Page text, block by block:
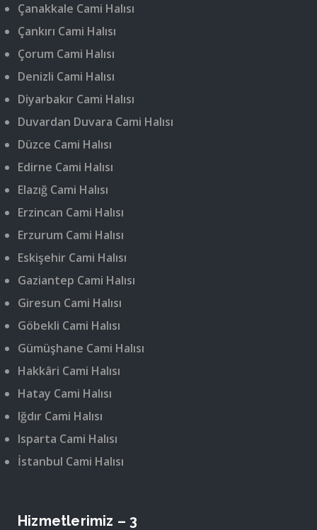
Çanakkale Cami Halısı
Çankırı Cami Halısı
Çorum Cami Halısı
Denizli Cami Halısı
Diyarbakır Cami Halısı
Duvardan Duvara Cami Halısı
Düzce Cami Halısı
Edirne Cami Halısı
Elazığ Cami Halısı
Erzincan Cami Halısı
Erzurum Cami Halısı
Eskişehir Cami Halısı
Gaziantep Cami Halısı
Giresun Cami Halısı
Göbekli Cami Halısı
Gümüşhane Cami Halısı
Hakkâri Cami Halısı
Hatay Cami Halısı
Iğdır Cami Halısı
Isparta Cami Halısı
İstanbul Cami Halısı
Hizmetlerimiz – 3